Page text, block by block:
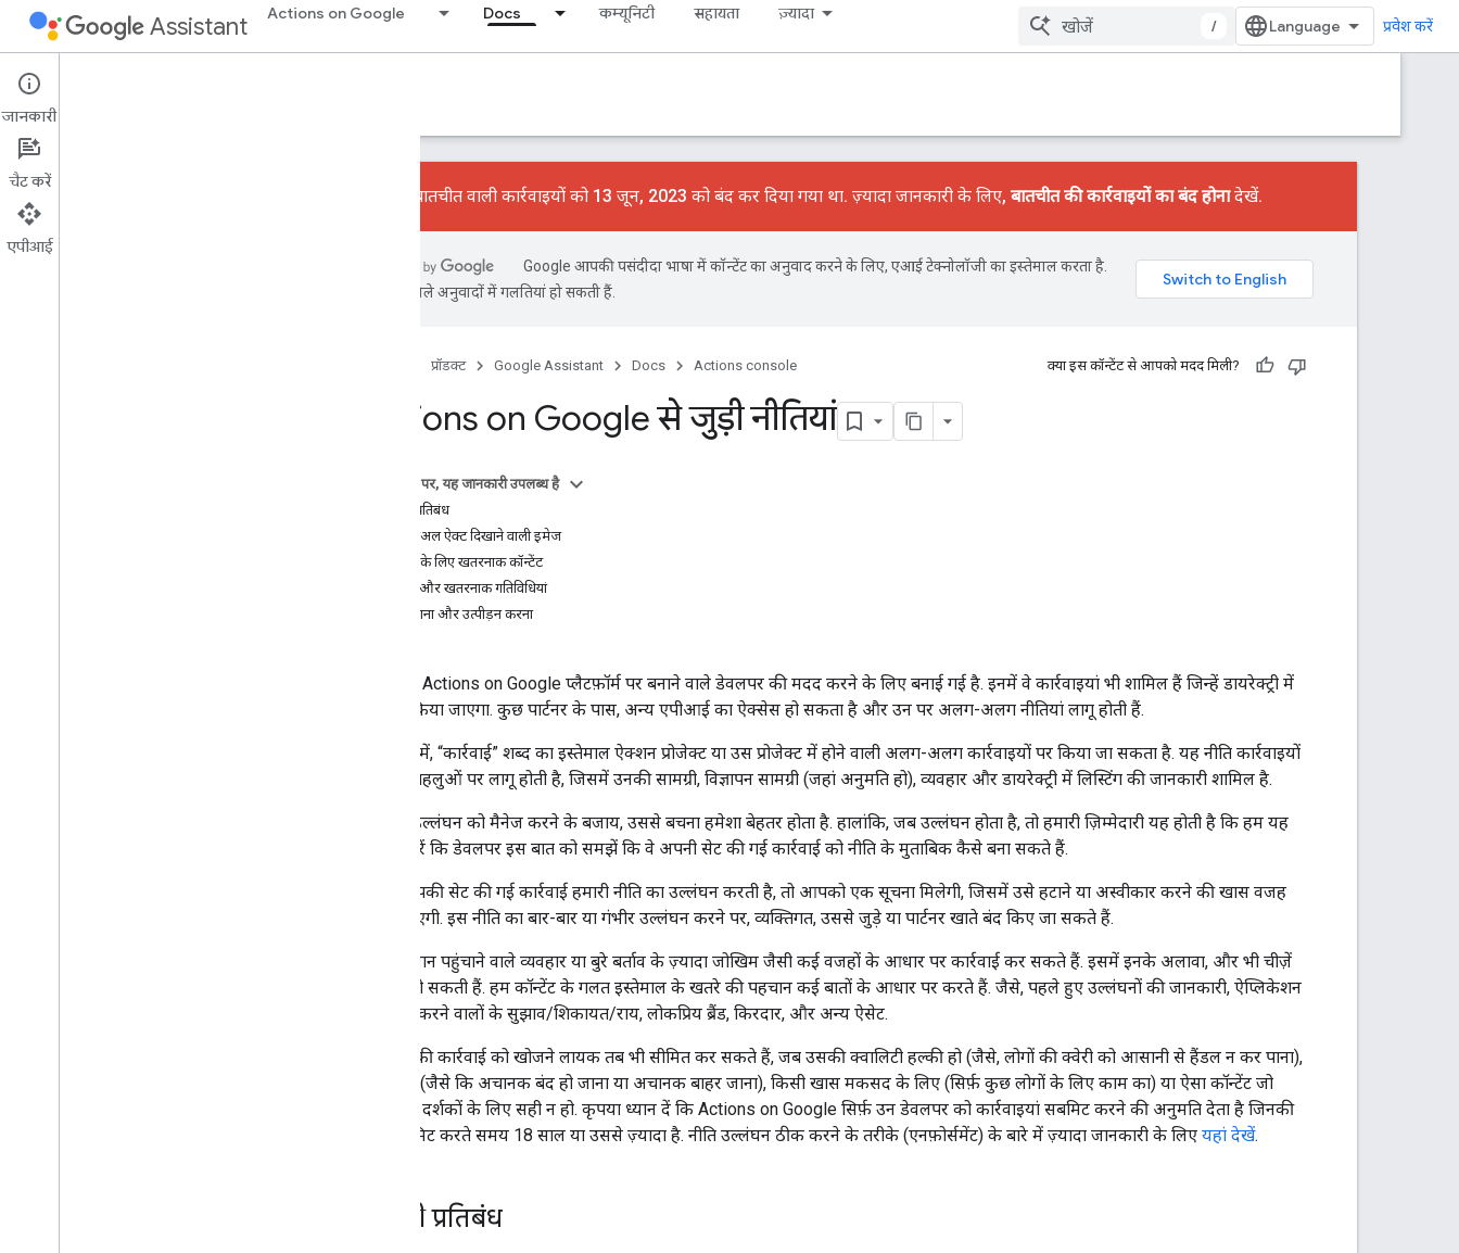
Assistant Actions on Google Docs कम्यूनिटी सहायता ज़्यादा
/ प्रवेश करें
Actions console
सीखने के लिए
बातचीत वाली कार्रवाइयों को 13 जून, 2023 को बंद कर दिया गया था. ज़्यादा जानकारी के लिए, बातचीत की कार्रवाइयों का बंद होनादेखें.
Google आपकी पसंदीदा भाषा में कॉन्टेंट का अनुवाद करने के लिए, एआई टेक्नोलॉजी का इस्तेमाल करता है.
एआई से मिले अनुवादों में गलतियां हो सकती हैं.
प्रॉडक्ट Google Assistant Docs Actions console क्या इस कॉन्टेंट से आपको मदद मिली?
Actions on Google से जुड़ी नीतियां
इस पेज पर, यह जानकारी उपलब्ध है
सामग्री प्रतिबंध
सेक्शुअल ऐक्ट दिखाने वाली इमेज
बच्चों के लिए खतरनाक कॉन्टेंट
हिंसा और खतरनाक गतिविधियां
धमकाना और उत्पीड़न करना
यह नीति, Actions on Google प्लैटफ़ॉर्म पर बनाने वाले डेवलपर की मदद करने के लिए बनाई गई है. इनमें वे कार्रवाइयां भी शामिल हैं जिन्हें डायरेक्ट्री में
पब्लिश किया जाएगा. कुछ पार्टनर के पास, अन्य एपीआई का ऐक्सेस हो सकता है और उन पर अलग-अलग नीतियां लागू होती हैं.
इस नीति में, “कार्रवाई” शब्द का इस्तेमाल ऐक्शन प्रोजेक्ट या उस प्रोजेक्ट में होने वाली अलग-अलग कार्रवाइयों पर किया जा सकता है. यह नीति कार्रवाइयों
के सभी पहलुओं पर लागू होती है, जिसमें उनकी सामग्री, विज्ञापन सामग्री (जहां अनुमति हो), व्यवहार और डायरेक्ट्री में लिस्टिंग की जानकारी शामिल है.
नीति के उल्लंघन को मैनेज करने के बजाय, उससे बचना हमेशा बेहतर होता है. हालांकि, जब उल्लंघन होता है, तो हमारी ज़िम्मेदारी यह होती है कि हम यह
पक्का करें कि डेवलपर इस बात को समझें कि वे अपनी सेट की गई कार्रवाई को नीति के मुताबिक कैसे बना सकते हैं.
अगर आपकी सेट की गई कार्रवाई हमारी नीति का उल्लंघन करती है, तो आपको एक सूचना मिलेगी, जिसमें उसे हटाने या अस्वीकार करने की खास वजह
बताई जाएगी. इस नीति का बार-बार या गंभीर उल्लंघन करने पर, व्यक्तिगत, उससे जुड़े या पार्टनर खाते बंद किए जा सकते हैं.
हम नुकसान पहुंचाने वाले व्यवहार या बुरे बर्ताव के ज़्यादा जोखिम जैसी कई वजहों के आधार पर कार्रवाई कर सकते हैं. इसमें इनके अलावा, और भी चीज़ें
शामिल हो सकती हैं. हम कॉन्टेंट के गलत इस्तेमाल के खतरे की पहचान कई बातों के आधार पर करते हैं. जैसे, पहले हुए उल्लंघनों की जानकारी, ऐप्लिकेशन
इस्तेमाल करने वालों के सुझाव/शिकायत/राय, लोकप्रिय ब्रैंड, किरदार, और अन्य ऐसेट.
हम आपकी कार्रवाई को खोजने लायक तब भी सीमित कर सकते हैं, जब उसकी क्वालिटी हल्की हो (जैसे, लोगों की क्वेरी को आसानी से हैंडल न कर पाना),
खराब हो (जैसे कि अचानक बंद हो जाना या अचानक बाहर जाना), किसी खास मकसद के लिए (सिर्फ़ कुछ लोगों के लिए काम का) या ऐसा कॉन्टेंट जो
ज़्यादातर दर्शकों के लिए सही न हो. कृपया ध्यान दें कि Actions on Google सिर्फ़ उन डेवलपर को कार्रवाइयां सबमिट करने की अनुमति देता है जिनकी
उम्र, सबमिट करते समय 18 साल या उससे ज़्यादा है. नीति उल्लंघन ठीक करने के तरीके (एनफ़ोर्समेंट) के बारे में ज़्यादा जानकारी के लिए यहां देखें.
सामग्री प्रतिबंध
जानकारी
चैट करें
एपीआई